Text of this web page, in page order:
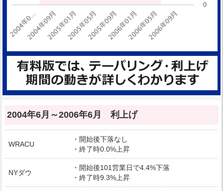
2004年6月～2006年6月 利上げ
WRACU
・開始後下落なし
・終了時0.0%上昇
NYダウ
・開始後101営業日で4.4%下落
・終了時9.3%上昇